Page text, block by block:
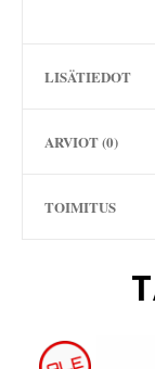
LISÄTIEDOT
ARVIOT (0)
TOIMITUS